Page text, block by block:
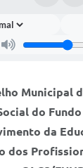
Municipal
do
da
dos